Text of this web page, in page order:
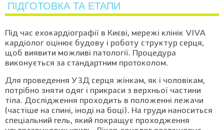
ПІДГОТОВКА ТА ЕТАПИ
Під час ехокардіографії в Києві, мережі клінік VIVA
кардіолог оцінює будову і роботу структур серця,
щоб виявити можливі патології. Процедура
виконується за стандартним протоколом.
Для проведення УЗД серця жінкам, як і чоловікам,
потрібно зняти одяг і прикраси з верхньої частини
тіла. Дослідження проходить в положенні лежачи
(частіше на спині, іноді на боці). На груди наноситься
спеціальний гель, який покращує проходження